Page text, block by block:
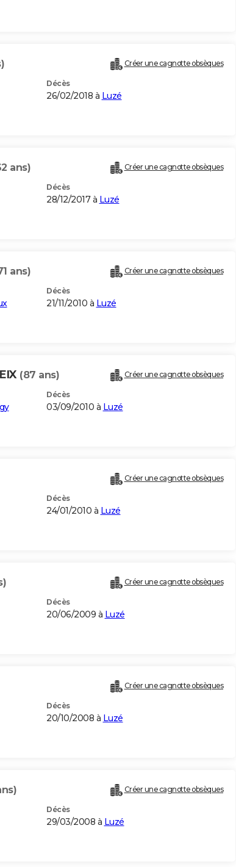
Créer une cagnotte obsèques
Décès
26/02/2018 à Luzé
ans) Créer une cagnotte obsèques
Décès
28/12/2017 à Luzé
ans) Créer une cagnotte obsèques
Décès
21/11/2010 à Luzé
(87 ans) Créer une cagnotte obsèques
Décès
03/09/2010 à Luzé
Créer une cagnotte obsèques
Décès
24/01/2010 à Luzé
Créer une cagnotte obsèques
Décès
20/06/2009 à Luzé
Créer une cagnotte obsèques
Décès
20/10/2008 à Luzé
Créer une cagnotte obsèques
Décès
29/03/2008 à Luzé